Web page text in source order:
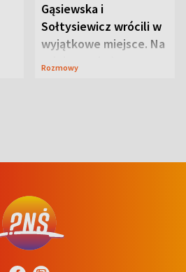
Gąsiewska i
Sołtysiewicz wrócili w
wyjątkowe miejsce. Na
szlaku czekał
Rozmowy